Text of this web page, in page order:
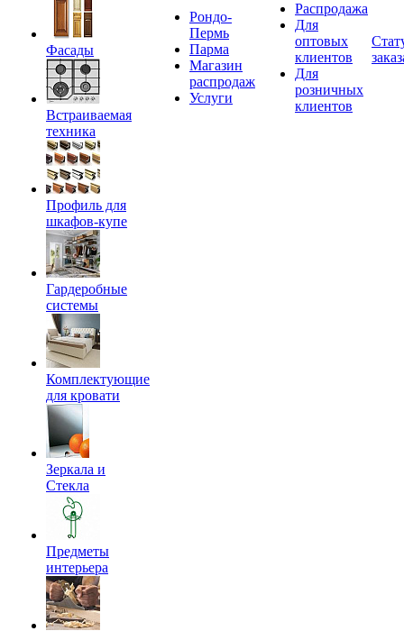
Фасады
Встраиваемая
техника
Профиль для
шкафов-купе
Гардеробные
системы
Комплектующие
для кровати
Зеркала и
Стекла
Предметы
интерьера
Рондо-
Пермь
Парма
Магазин
распродаж
Услуги
Распродажа
Для
оптовых
клиентов
Для
розничных
клиентов